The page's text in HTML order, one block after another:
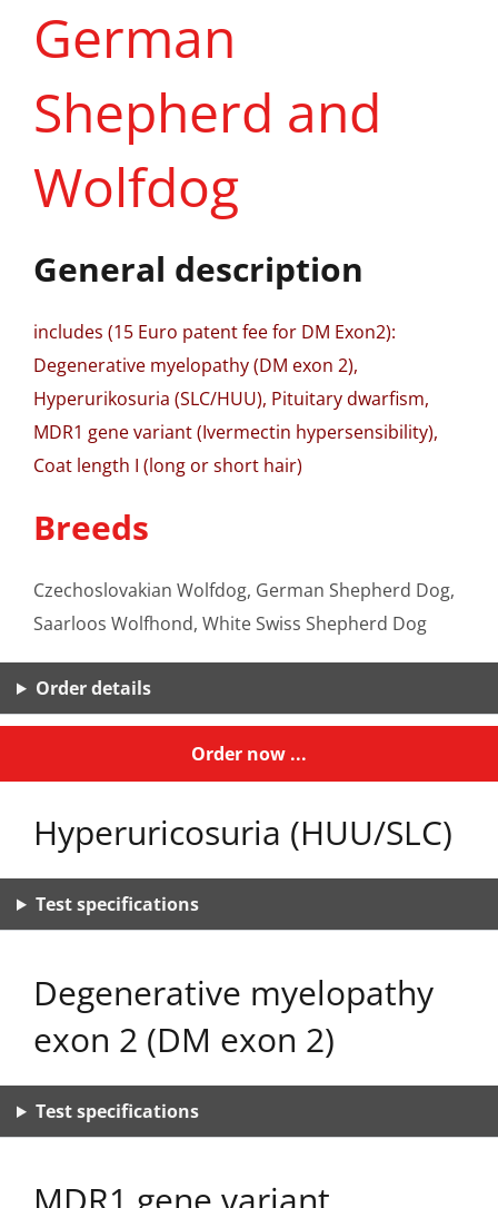
German
Shepherd and
Wolfdog
General description
includes (15 Euro patent fee for DM Exon2):
Degenerative myelopathy (DM exon 2),
Hyperurikosuria (SLC/HUU), Pituitary dwarfism,
MDR1 gene variant (Ivermectin hypersensibility),
Coat length I (long or short hair)
Breeds
Czechoslovakian Wolfdog, German Shepherd Dog,
Saarloos Wolfhond, White Swiss Shepherd Dog
Order details
Order now ...
Hyperuricosuria (HUU/SLC)
Test specifications
Degenerative myelopathy
exon 2 (DM exon 2)
Test specifications